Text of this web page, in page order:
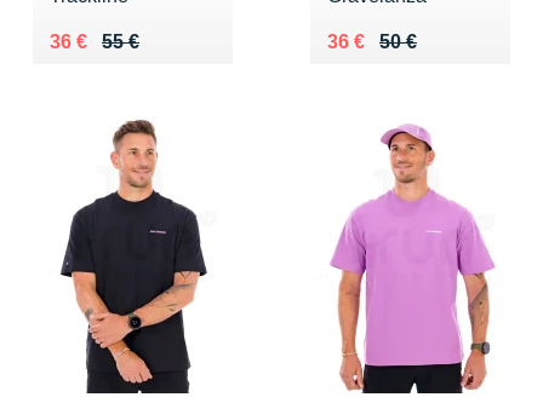
55 €
Au lieu de 55 €
36 €
Vendu 36 € 50 €
Au lieu de 50 €
36 €
Vendu 36 €